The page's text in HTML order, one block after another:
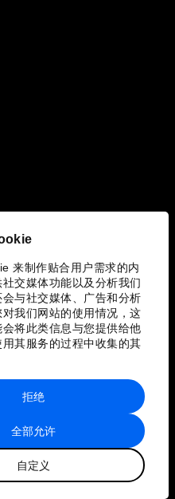
来制作贴合用户需求的内
交媒体功能以及分析我们
与社交媒体、广告和分析
我们网站的使用情况，这
将此类信息与您提供给他
其服务的过程中收集的其
全部允许
自定义
拒绝
图
经济论坛